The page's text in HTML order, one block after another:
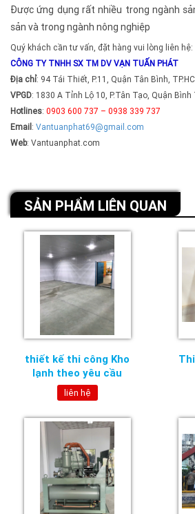
Được ứng dụng rất nhiều trong ngành
sản và trong ngành nông nghiệp
Quý khách cần tư vấn, đặt hàng vui lòng liên hệ:
CÔNG TY TNHH SX TM DV VẠN TUẤN PHÁT
Địa chỉ: 94 Tái Thiết, P.11, Quận Tân Bình,
VPGD: 1830 A Tỉnh Lộ 10, P.Tân Tạo, Quận Bình
Hotlines: 0903 600 737 – 0938 339 737
Email: Vantuanphat69@gmail.com
Web: Vantuanphat.com
SẢN PHẨM LIÊN QUAN
thiết kế thi công Kho
lạnh theo yêu cầu
liên hệ